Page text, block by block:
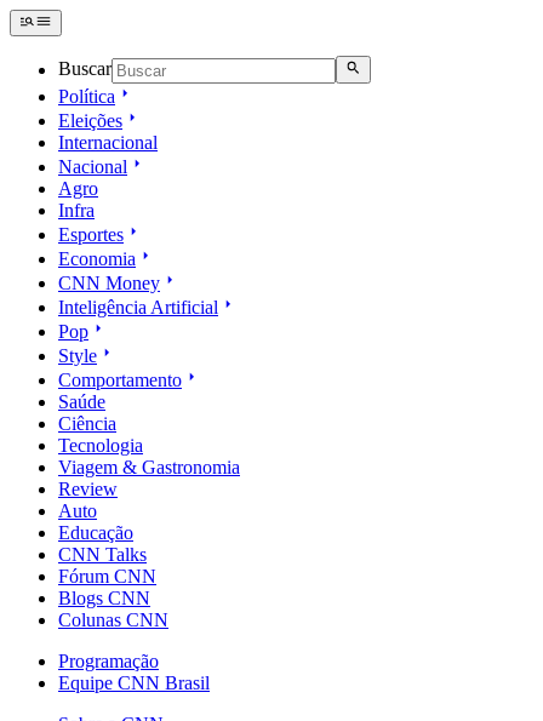
Buscar
Política
Eleições
Internacional
Nacional
Agro
Infra
Esportes
Economia
CNN Money
Inteligência Artificial
Pop
Style
Comportamento
Saúde
Ciência
Tecnologia
Viagem & Gastronomia
Review
Auto
Educação
CNN Talks
Fórum CNN
Blogs CNN
Colunas CNN
Programação
Equipe CNN Brasil